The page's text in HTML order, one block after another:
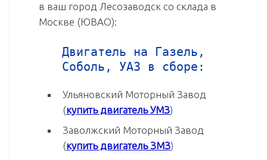
в ваш город Лесозаводск со склада в
Москве (ЮВАО):
Двигатель на Газель,
Соболь, УАЗ в сборе:
Ульяновский Моторный Завод
(купить двигатель УМЗ)
Заволжский Моторный Завод
(купить двигатель ЗМЗ)